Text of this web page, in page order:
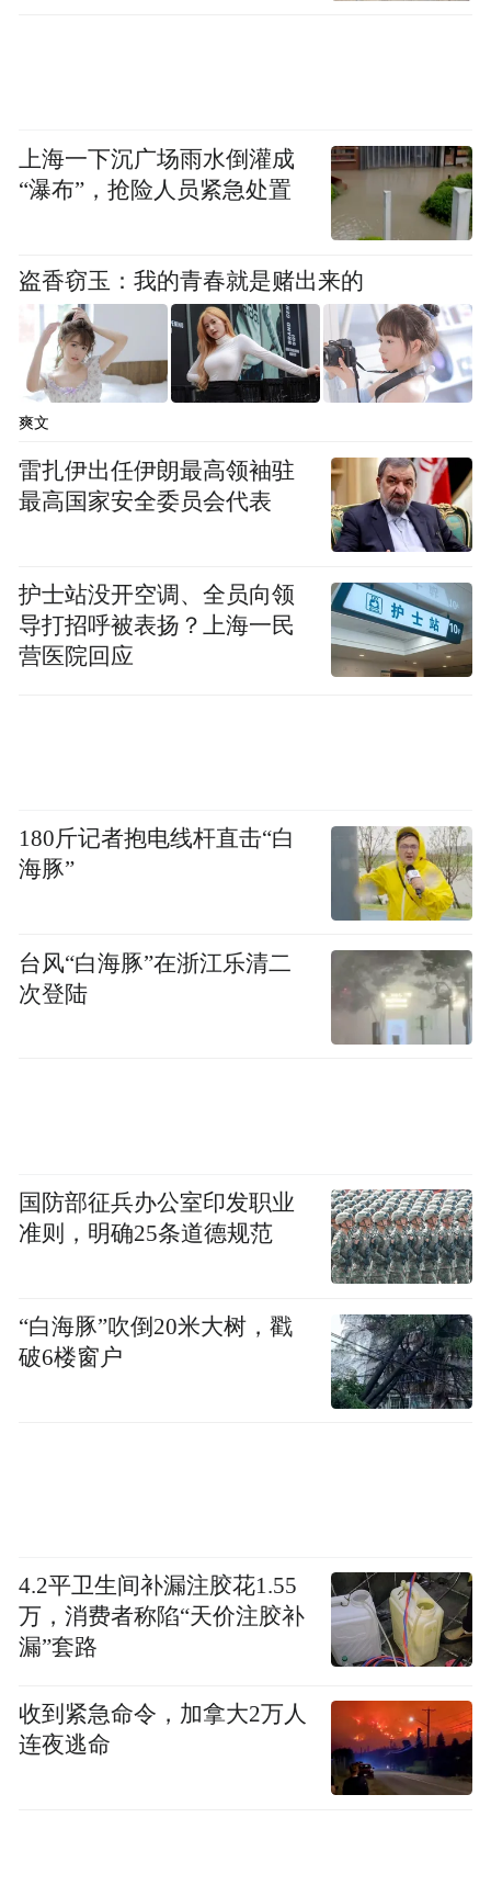
上海一下沉广场雨水倒灌成
“瀑布”，抢险人员紧急处置
盗香窃玉：我的青春就是赌出来的
爽文
雷扎伊出任伊朗最高领袖驻
最高国家安全委员会代表
护士站没开空调、全员向领
导打招呼被表扬？上海一民
营医院回应
180斤记者抱电线杆直击“白
海豚”
台风“白海豚”在浙江乐清二
次登陆
国防部征兵办公室印发职业
准则，明确25条道德规范
“白海豚”吹倒20米大树，戳
破6楼窗户
4.2平卫生间补漏注胶花1.55
万，消费者称陷“天价注胶补
漏”套路
收到紧急命令，加拿大2万人
连夜逃命